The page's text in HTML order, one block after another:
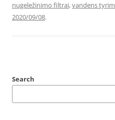
nugeležinimo filtrai,vandens
2020/09/08.
Search